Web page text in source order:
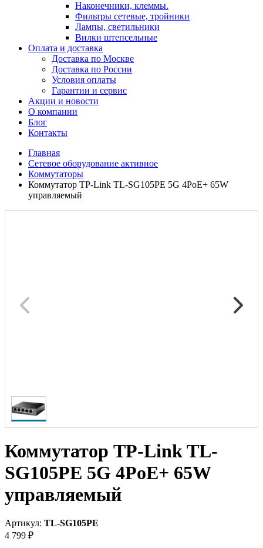
Наконечники, клеммы.
Фильтры сетевые, тройники
Лампы, светильники
Вилки штепсельные
Оплата и доставка
Доставка по Москве
Доставка по России
Условия оплаты
Гарантии и сервис
Акции и новости
О компании
Блог
Контакты
Главная
Сетевое оборудование активное
Коммутаторы
Коммутатор TP-Link TL-SG105PE 5G 4PoE+ 65W
управляемый
Коммутатор TP-Link TL-
SG105PE 5G 4PoE+ 65W
управляемый
Артикул: TL-SG105PE
4 799 ₽